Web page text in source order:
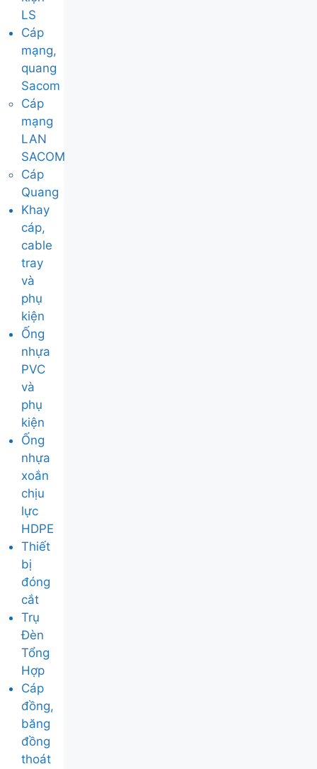
LS
Cáp
mạng,
quang
Sacom
Cáp
mạng
LAN
SACOM
Cáp
Quang
Khay
cáp,
cable
tray
và
phụ
kiện
Ống
nhựa
PVC
và
phụ
kiện
Ống
nhựa
xoắn
chịu
lực
HDPE
Thiết
bị
đóng
cắt
Trụ
Đèn
Tổng
Hợp
Cáp
đồng,
băng
đồng
thoát